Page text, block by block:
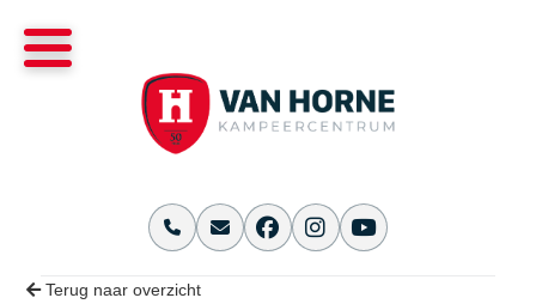
Terug naar overzicht